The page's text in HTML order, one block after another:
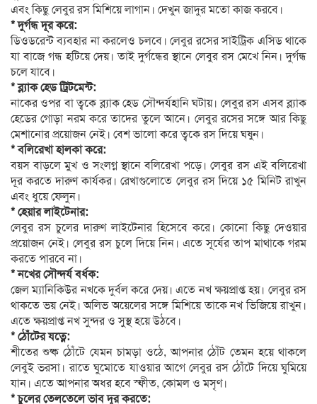
এবং কিছু লেবুর রস মিশিয়ে লাগান। দেখুন জাদুর মতো কাজ করবে।
* দুর্গন্ধ দূর করে:
ডিওডরেন্ট ব্যবহার না করলেও চলবে। লেবুর রসের সাইট্রিক এসিড থাকে
যা বাজে গন্ধ হটিয়ে দেয়। তাই দুর্গন্ধের স্থানে লেবুর রস মেখে নিন। দুর্গন্ধ
চলে যাবে।
* ব্ল্যাক হেড ট্রিটমেন্ট:
নাকের ওপর বা ত্বকে ব্ল্যাক হেড সৌন্দর্যহানি ঘটায়। লেবুর রস এসব ব্ল্যাক
হেডের গোড়া নরম করে তাদের তুলে আনে। লেবুর রসের সঙ্গে আর কিছু
মেশানোর প্রয়োজন নেই। বেশ ভালো করে ত্বকে রস দিয়ে ঘষুন।
* বলিরেখা হালকা করে:
বয়স বাড়লে মুখ ও সংলগ্ন স্থানে বলিরেখা পড়ে। লেবুর রস এই বলিরেখা
দূর করতে দারুণ কার্যকর। রেখাগুলোতে লেবুর রস দিয়ে ১৫ মিনিট রাখুন
এবং ধুয়ে ফেলুন।
* হেয়ার লাইটেনার:
লেবুর রস চুলের দারুণ লাইটেনার হিসেবে করে। কোনো কিছু দেওয়ার
প্রয়োজন নেই। লেবুর রস চুলে দিয়ে নিন। এতে সূর্যের তাপ মাথাকে গরম
করতে পারবে না।
* নখের সৌন্দর্য বর্ধক:
জেল ম্যানিকিউর নখকে দুর্বল করে দেয়। এতে নখ ক্ষয়প্রাপ্ত হয়। লেবুর রস
থাকতে ভয় নেই। অলিভ অয়েলের সঙ্গে মিশিয়ে তাকে নখ ভিজিয়ে রাখুন।
এতে ক্ষয়প্রাপ্ত নখ সুন্দর ও সুস্থ হয়ে উঠবে।
* ঠোঁটের যত্নে:
শীতের শুষ্ক ঠোঁটে যেমন চামড়া ওঠে, আপনার ঠোঁট তেমন হয়ে থাকলে
লেবুই ভরসা। রাতে ঘুমোতে যাওয়ার আগে লেবুর রস ঠোঁটে দিয়ে ঘুমিয়ে
যান। এতে আপনার অধর হবে স্ফীত, কোমল ও মসৃণ।
* চুলের তেলতেলে ভাব দূর করতে: